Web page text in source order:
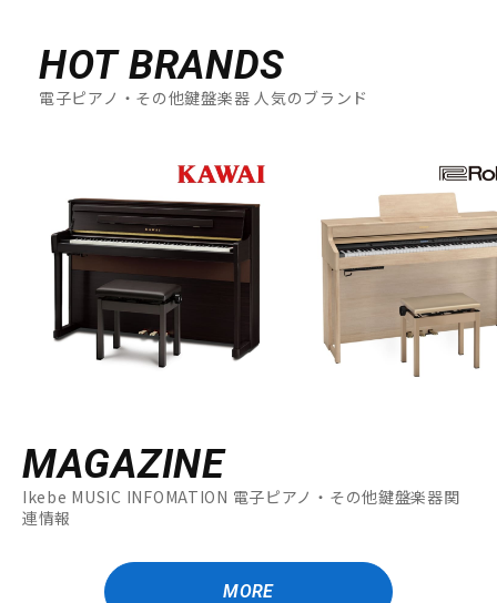
HOT BRANDS
電子ピアノ・その他鍵盤楽器 人気のブランド
MAGAZINE
Ikebe MUSIC INFOMATION 電子ピアノ・その他鍵盤楽器関
連情報
MORE